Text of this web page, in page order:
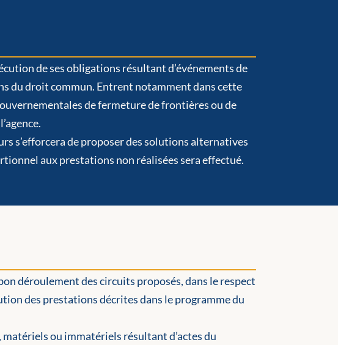
de ses obligations résultant d’événements de
du droit commun. Entrent notamment dans cette
de fermeture de frontières ou de
s’efforcera de proposer des solutions alternatives
aux prestations non réalisées sera effectué.
déroulement des circuits proposés, dans le respect
des prestations décrites dans le programme du
ou immatériels résultant d’actes du